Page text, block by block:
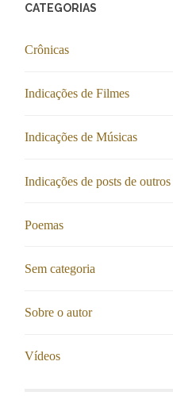
CATEGORIAS
Crônicas
Indicações de Filmes
Indicações de Músicas
Indicações de posts de
Poemas
Sem categoria
Sobre o autor
Vídeos